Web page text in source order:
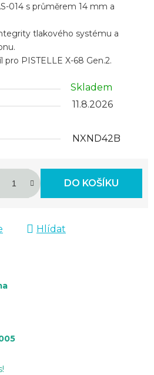
014 s průměrem 14 mm a
tlakového systému a
pro PISTELLE X-68 Gen.2.
Skladem
11.8.2026
NXND42B
DO KOŠÍKU
Hlídat